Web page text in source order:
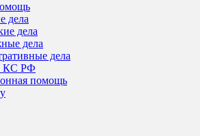
дела
дела
дела
дела
КС РФ
помощь